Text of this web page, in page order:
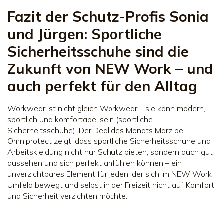
Fazit der Schutz-Profis Sonia
und Jürgen: Sportliche
Sicherheitsschuhe sind die
Zukunft von NEW Work – und
auch perfekt für den Alltag
Workwear ist nicht gleich Workwear – sie kann modern,
sportlich und komfortabel sein (sportliche
Sicherheitsschuhe). Der Deal des Monats März bei
Omniprotect zeigt, dass sportliche Sicherheitsschuhe und
Arbeitskleidung nicht nur Schutz bieten, sondern auch gut
aussehen und sich perfekt anfühlen können – ein
unverzichtbares Element für jeden, der sich im NEW Work
Umfeld bewegt und selbst in der Freizeit nicht auf Komfort
und Sicherheit verzichten möchte.